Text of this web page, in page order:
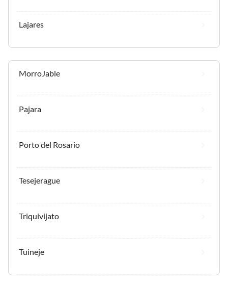
Lajares
MorroJable
Pajara
Porto del Rosario
Tesejerague
Triquivijato
Tuineje